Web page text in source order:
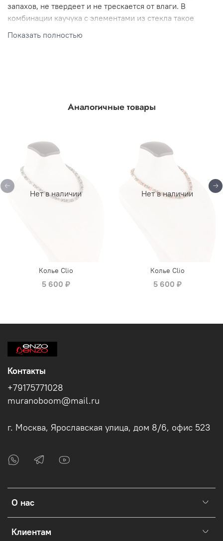
запахов, не твердеет и не трескается от влаги. В
комбинации каучука с элементами из стекла такое
Показать полностью
Аналогичные товары
Нет в наличии
Колье Clio
5 600 ₽
Нет в наличии
Колье Clio
5 600 ₽
О нас
Клиентам
Контакты
+79175771028
muranoboom@mail.ru
г. Москва, Ярославская улица, дом 8/6, офис 523